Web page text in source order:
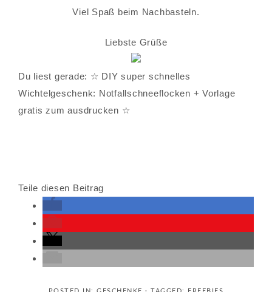
Viel Spaß beim Nachbasteln.
Liebste Grüße
Du liest gerade: ☆ DIY super schnelles
Wichtelgeschenk: Notfallschneeflocken + Vorlage
gratis zum ausdrucken ☆
Teile diesen Beitrag